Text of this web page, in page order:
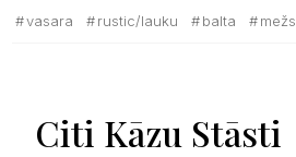
vasara rustic/lauku balta mežs
Citi Kāzu Stāsti